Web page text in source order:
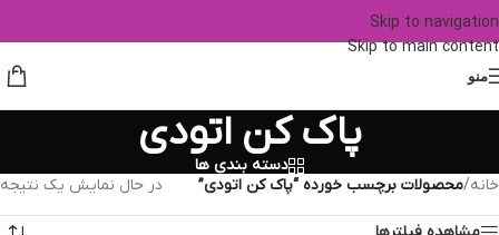
Skip to navigation
Skip to main content
منو
پاک کن اتودی
دسته بندی ها
خانه/محصولات برچسب خورده “پاک کن اتودی” در حال نمایش یک نتیجه